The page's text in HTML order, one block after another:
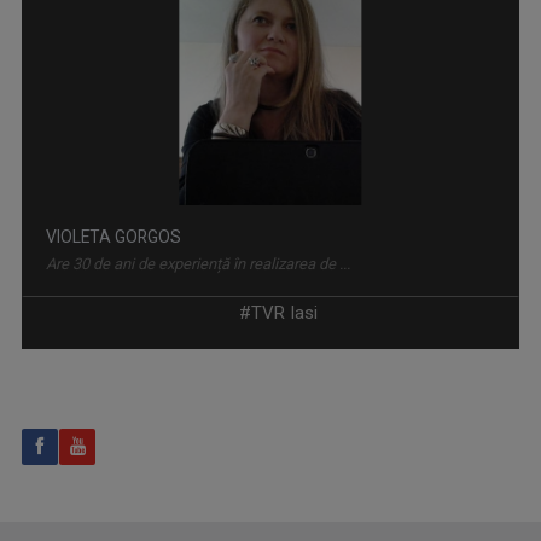
Eseu cinematografic. Propune o viziune ...
VIOLETA GORGOS
Are 30 de ani de experiență în realizarea de ...
#TVR Iasi